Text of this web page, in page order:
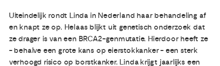
Uiteindelijk rondt Linda in Nederland haar behandeling af
en knapt ze op. Helaas blijkt uit genetisch onderzoek dat
ze drager is van een BRCA2-genmutatie. Hierdoor heeft ze
- behalve een grote kans op eierstokkanker - een sterk
verhoogd risico op borstkanker. Linda krijgt jaarlijks een